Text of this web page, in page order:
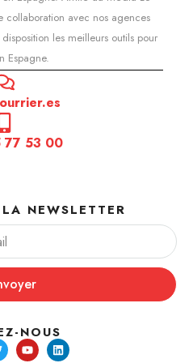
collaboration avec nos agences
les meilleurs outils pour
Espagne.
77 53 00
NEWSLETTER
NOUS